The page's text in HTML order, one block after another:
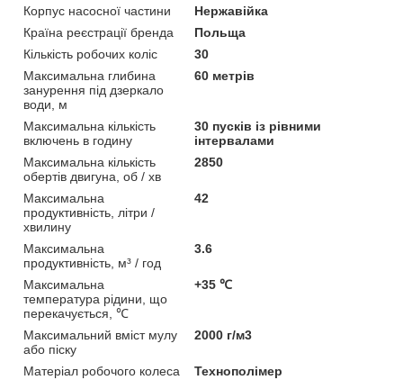
Корпус насосної частини
Нержавійка
Країна реєстрації бренда
Польща
Кількість робочих коліс
30
Максимальна глибина
занурення під дзеркало
води, м
60 метрів
Максимальна кількість
включень в годину
30 пусків із рівними
інтервалами
Максимальна кількість
обертів двигуна, об / хв
2850
Максимальна
продуктивність, літри /
хвилину
42
Максимальна
продуктивність, м³ / год
3.6
Максимальна
температура рідини, що
перекачується, ℃
+35 ℃
Максимальний вміст мулу
або піску
2000 г/м3
Матеріал робочого колеса
Технополімер